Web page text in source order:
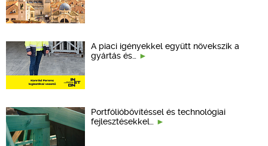
A piaci igényekkel együtt növekszik a
gyártás és…
Portfólióbővítéssel és technológiai
fejlesztésekkel…